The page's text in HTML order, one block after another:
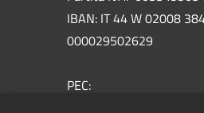
IBAN: IT 44 W 02008
000029502629
PEC: